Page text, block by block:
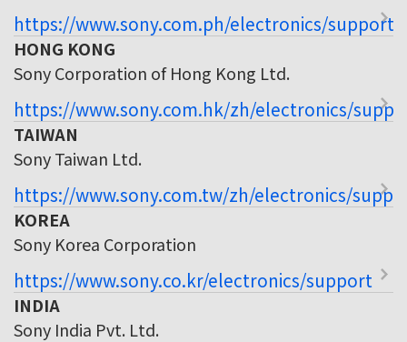
https://www.sony.com.ph/electronics/support
HONG KONG
Sony Corporation of Hong Kong Ltd.
https://www.sony.com.hk/zh/electronics/
TAIWAN
Sony Taiwan Ltd.
https://www.sony.com.tw/zh/electronics/
KOREA
Sony Korea Corporation
https://www.sony.co.kr/electronics/support
INDIA
Sony India Pvt. Ltd.